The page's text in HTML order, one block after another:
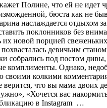
Полине, что ей не идет
бюста как не
наслаждается отдыхом
поклонников без
их новой порцией
девичьим
собрались под постом
комплименты. Однако,
своими колкими
верится, что вы мама двоих
«Хочется вас
в Instagram …